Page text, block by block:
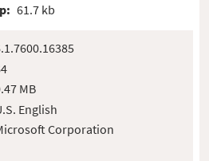
61.7 kb
MB
English
Corporation